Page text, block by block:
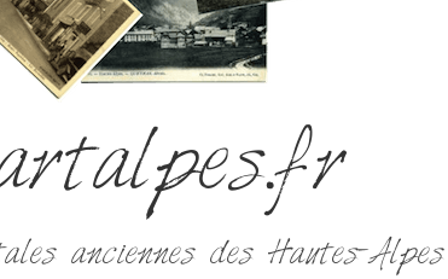
anciennes des Hautes-Alpes